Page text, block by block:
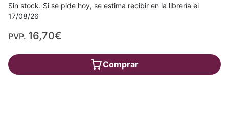
Sin stock. Si se pide hoy, se estima recibir en la librería el
17/08/26
PVP. 16,70€
Comprar